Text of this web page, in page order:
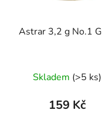
Astrar 3,2 g No.1
Skladem (>5 ks)
159 Kč